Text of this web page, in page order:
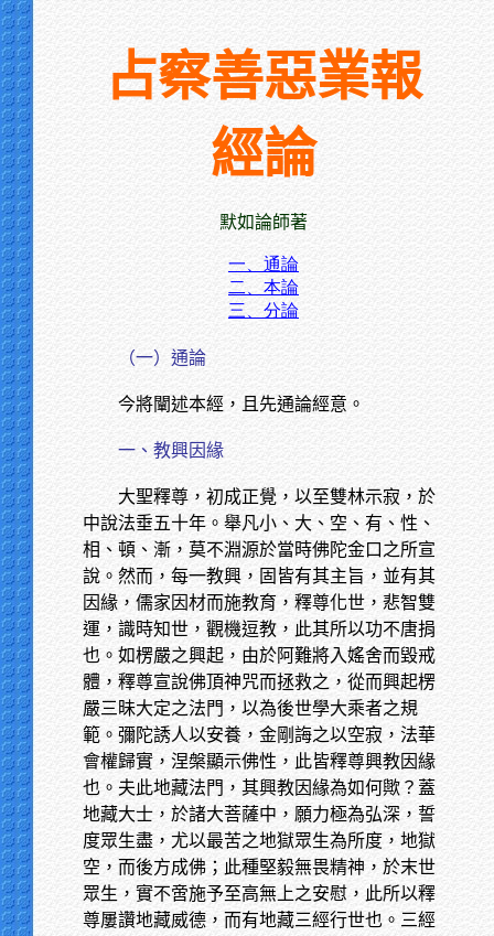
占察善惡業報
經論
默如論師著
一、通論
二、本論
三、分論
（一）通論
今將闡述本經，且先通論經意。
一、教興因緣
大聖釋尊，初成正覺，以至雙林示寂，於
中說法垂五十年。舉凡小、大、空、有、性、
相、頓、漸，莫不淵源於當時佛陀金口之所宣
說。然而，每一教興，固皆有其主旨，並有其
因緣，儒家因材而施教育，釋尊化世，悲智雙
運，識時知世，觀機逗教，此其所以功不唐捐
也。如楞嚴之興起，由於阿難將入媱舍而毀戒
體，釋尊宣說佛頂神咒而拯救之，從而興起楞
嚴三昧大定之法門，以為後世學大乘者之規
範。彌陀誘人以安養，金剛誨之以空寂，法華
會權歸實，涅槃顯示佛性，此皆釋尊興教因緣
也。夫此地藏法門，其興教因緣為如何歟？蓋
地藏大士，於諸大菩薩中，願力極為弘深，誓
度眾生盡，尤以最苦之地獄眾生為所度，地獄
空，而後方成佛；此種堅毅無畏精神，於末世
眾生，實不啻施予至高無上之安慰，此所以釋
尊屢讚地藏威德，而有地藏三經行世也。三經